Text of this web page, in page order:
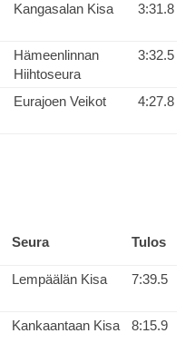
Kangasalan Kisa 3:31.8
Hämeenlinnan
Hiihtoseura
3:32.5
Eurajoen Veikot 4:27.8
Seura Tulos
Lempäälän Kisa 7:39.5
Kankaantaan Kisa 8:15.9